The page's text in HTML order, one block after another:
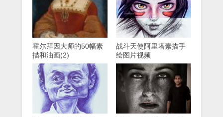
霍尔拜因大师的50幅素
描和油画(2)
战斗天使阿里塔素描手
绘图片视频